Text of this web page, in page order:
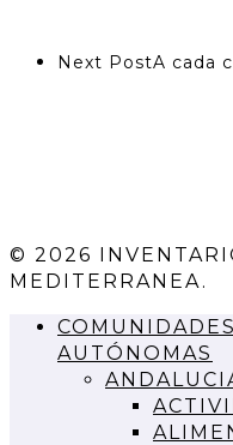
Next PostA cada
© 2026
MEDITERRANEA.
AUTÓNOMAS